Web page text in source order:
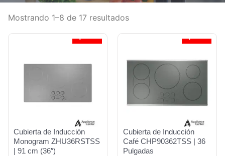
Mostrando 1–8 de 17 resultados
Cubierta de Inducción
Monogram ZHU36RSTSS
| 91 cm (36″)
Cubierta de Inducción
Café CHP90362TSS | 36
Pulgadas